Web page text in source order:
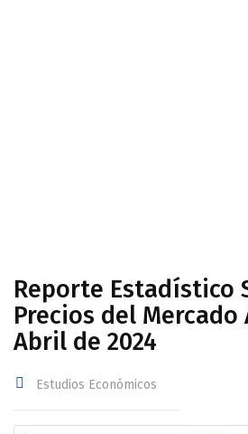
Reporte Estadístico
Precios del Mercado
Abril de 2024
Estudios Económicos